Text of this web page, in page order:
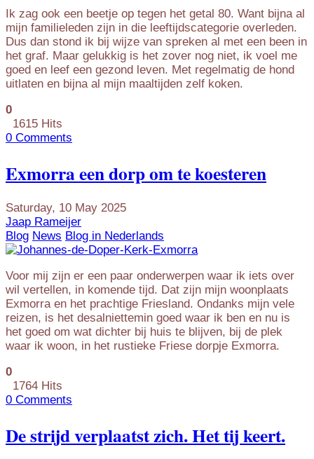
Ik zag ook een beetje op tegen het getal 80. Want bijna al
mijn familieleden zijn in die leeftijdscategorie overleden.
Dus dan stond ik bij wijze van spreken al met een been in
het graf. Maar gelukkig is het zover nog niet, ik voel me
goed en leef een gezond leven. Met regelmatig de hond
uitlaten en bijna al mijn maaltijden zelf koken.
0
1615 Hits
0 Comments
Exmorra een dorp om te koesteren
Saturday, 10 May 2025
Jaap Rameijer
Blog News Blog in Nederlands
Voor mij zijn er een paar onderwerpen waar ik iets over
wil vertellen, in komende tijd. Dat zijn mijn woonplaats
Exmorra en het prachtige Friesland. Ondanks mijn vele
reizen, is het desalniettemin goed waar ik ben en nu is
het goed om wat dichter bij huis te blijven, bij de plek
waar ik woon, in het rustieke Friese dorpje Exmorra.
0
1764 Hits
0 Comments
De strijd verplaatst zich. Het tij keert.